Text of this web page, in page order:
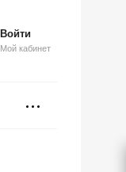
Войти
Мой кабинет